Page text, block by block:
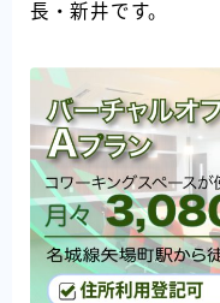
長・新井です。